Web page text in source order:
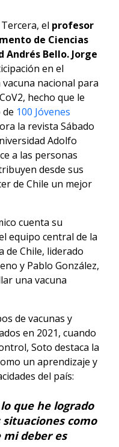
el profesor
de Ciencias
Andrés Bello. Jorge
en el
nacional para
hecho que le
100 Jóvenes
la revista Sábado
Adolfo
a las personas
desde sus
de Chile un mejor
cuenta su
equipo central de la
de Chile, liderado
y Pablo González,
una vacuna
de vacunas y
en 2021, cuando
Soto destaca la
un aprendizaje y
del país:
que he logrado
como
mi deber es